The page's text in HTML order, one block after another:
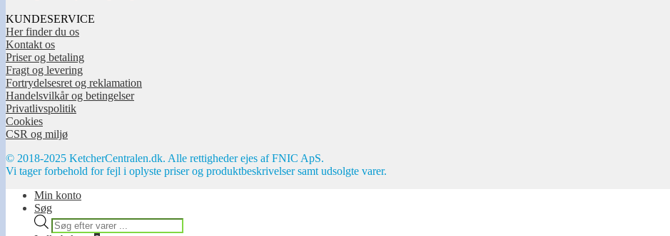
KUNDESERVICE
Her finder du os
Kontakt os
Priser og betaling
Fragt og levering
Fortrydelsesret og reklamation
Handelsvilkår og betingelser
Privatlivspolitik
Cookies
CSR og miljø
© 2018-2025 KetcherCentralen.dk. Alle rettigheder ejes af FNIC ApS.
Vi tager forbehold for fejl i oplyste priser og produktbeskrivelser samt udsolgte varer.
Min konto
Søg
Products
search